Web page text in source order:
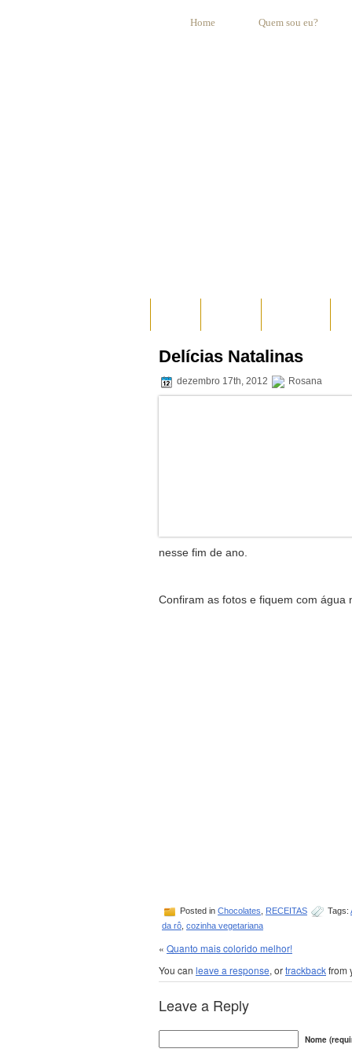
Home Quem sou eu?
Delícias Natalinas
dezembro 17th, 2012 Rosana
nesse fim de ano.
Confiram as fotos e fiquem com água
Posted in Chocolates RECEITAS Tags:
da rô cozinha vegetariana
« Quanto mais colorido melhor!
You can leave a response, ortrackbackfrom
Leave a Reply
Nome